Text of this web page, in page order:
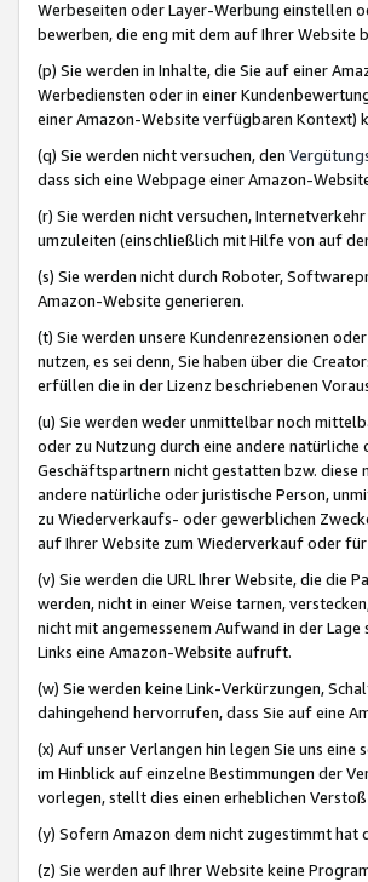
Werbeseiten oder Layer-Werbung einstellen
bewerben, die eng mit dem auf Ihrer Website
(p) Sie werden in Inhalte, die Sie auf einer
Werbediensten oder in einer
einer Amazon-Website verfügbaren Kontext)
(q) Sie werden nicht versuchen, den
dass sich eine Webpage einer Amazon-
(r) Sie werden nicht versuchen,
umzuleiten (einschließlich mit Hilfe von auf
(s) Sie werden nicht durch Roboter,
Amazon-Website generieren.
(t) Sie werden unsere Kundenrezensionen
nutzen, es sei denn, Sie haben über die
erfüllen die in der Lizenz beschriebenen
(u) Sie werden weder unmittelbar noch
oder zu Nutzung durch eine andere
Geschäftspartnern nicht gestatten bzw.
andere natürliche oder juristische Person,
zu Wiederverkaufs- oder gewerblichen
auf Ihrer Website zum Wiederverkauf oder
(v) Sie werden die URL Ihrer Website, die die
werden, nicht in einer Weise tarnen,
nicht mit angemessenem Aufwand in der
Links eine Amazon-Website aufruft.
(w) Sie werden keine Link-Verkürzungen,
dahingehend hervorrufen, dass Sie auf eine
(x) Auf unser Verlangen hin legen Sie uns
im Hinblick auf einzelne Bestimmungen der
vorlegen, stellt dies einen erheblichen
(y) Sofern Amazon dem nicht zugestimmt
(z) Sie werden auf Ihrer Website keine